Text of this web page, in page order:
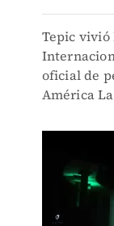
Tepic vivió
oficial de
América